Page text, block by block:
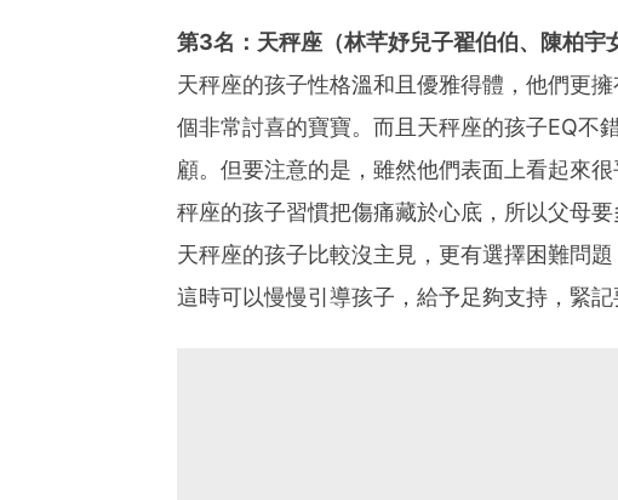
第3名：天秤座（林芊妤兒子翟伯伯、陳柏宇
天秤座的孩子性格溫和且優雅得體，他們更
個非常討喜的寶寶。而且天秤座的孩子EQ不
顧。但要注意的是，雖然他們表面上看起來
秤座的孩子習慣把傷痛藏於心底，所以父母
天秤座的孩子比較沒主見，更有選擇困難問
這時可以慢慢引導孩子，給予足夠支持，緊記